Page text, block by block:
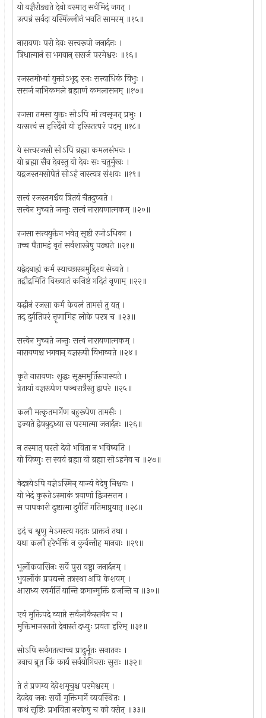
यो यज्ञैरीड्यते देवो यस्मात् सर्वमिदं जगत् ।
उत्पन्नं सर्वदा यस्मिंल्लीनं भवति सामरम् ॥१५॥
नारायणः परो देवः सत्त्वरूपो जनार्दनः ।
त्रिधात्मानं स भगवान् ससर्ज परमेश्वरः ॥१६॥
रजस्तमोभ्यां युक्तोऽभूद् रजः सत्त्वाधिकं विभुः ।
ससर्ज नाभिकमले ब्रह्माणं कमलासनम् ॥१७॥
रजसा तमसा युक्तः सोऽपि मां त्वसृजत् प्रभुः ।
यत्सत्त्वं स हरिर्देवो यो हरिस्तत्परं पदम् ॥१८॥
ये सत्त्वरजसी सोऽपि ब्रह्मा कमलसंभवः ।
यो ब्रह्मा सैव देवस्तु यो देवः सः चतुर्मुखः ।
यद्रजस्तमसोपेतं सोऽहं नास्त्यत्र संशयः ॥१९॥
सत्त्वं रजस्तमश्चैव त्रितयं चैतदुच्यते ।
सत्त्वेन मुच्यते जन्तुः सत्त्वं नारायणात्मकम् ॥२०॥
रजसा सत्त्वयुक्तेन भवेत् सृष्टी रजोऽधिका ।
तच्च पैतामहं वृत्तं सर्वशास्त्रेषु पठ्यते ॥२१॥
यद्वेदबाह्यं कर्म स्याच्छास्त्रमुद्दिश्य सेव्यते ।
तद्रौद्रमिति विख्यातं कनिष्ठं गदितं नृणाम् ॥२२॥
यद्धीनं रजसा कर्म केवलं तामसं तु यत् ।
तद् दुर्गतिपरं नॄणामिह लोके परत्र च ॥२३॥
सत्त्वेन मुच्यते जन्तुः सत्त्वं नारायणात्मकम् ।
नारायणश्च भगवान् यज्ञरूपी विभाव्यते ॥२४॥
कृते नारायणः शुद्धः सूक्ष्ममूर्तिरुपास्यते ।
त्रेतायां यज्ञरूपेण पञ्चरात्रैस्तु द्वापरे ॥२५॥
कलौ मत्कृतमार्गेण बहुरूपेण तामसैः ।
इज्यते द्वेषबुद्ध्या स परमात्मा जनार्दनः ॥२६॥
न तस्मात् परतो देवो भविता न भविष्यति ।
यो विष्णुः स स्वयं ब्रह्मा यो ब्रह्मा सोऽहमेव च ॥२७॥
वेदत्रयेऽपि यज्ञेऽस्मिन् याज्यं वेदेषु निश्चयः ।
यो भेदं कुरुतेऽस्माकं त्रयाणां द्विजसत्तम ।
स पापकारी दुष्टात्मा दुर्गतिं गतिमाप्नुयात् ॥२८॥
इदं च श्रृणु मेऽगस्त्य गदतः प्राक्तनं तथा ।
यथा कलौ हरेर्भक्तिं न कुर्वन्तीह मानवाः ॥२९॥
भूर्लोकवासिनः सर्वे पुरा यष्ट्वा जनार्दनम् ।
भुवर्लोकं प्रपद्यन्ते तत्रस्था अपि केशवम् ।
आराध्य स्वर्गतिं यान्ति क्रमान्मुक्तिं व्रजन्ति च ॥३०॥
एवं मुक्तिपदे व्याप्ते सर्वलोकैस्तथैव च ।
मुक्तिभाजस्ततो देवास्तं दध्युः प्रयता हरिम् ॥३१॥
सोऽपि सर्वगतत्वाच्च प्रादुर्भूतः सनातनः ।
उवाच ब्रूत किं कार्यं सर्वयोगिवराः सुराः ॥३२॥
ते तं प्रणम्य देवेशमूचुश्च परमेश्वरम् ।
देवदेव जनः सर्वो मुक्तिमार्गे व्यवस्थितः ।
कथं सृष्टिः प्रभविता नरकेषु च को वसेत् ॥३३॥